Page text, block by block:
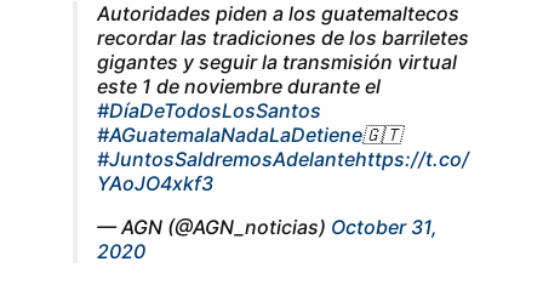
Autoridades piden a los guatemaltecos
recordar las tradiciones de los barriletes
gigantes y seguir la transmisión virtual
este 1 de noviembre durante el
#DíaDeTodosLosSantos
#AGuatemalaNadaLaDetiene🇬🇹
#JuntosSaldremosAdelantehttps://t.co/
YAoJO4xkf3
— AGN (@AGN_noticias) October 31,
2020